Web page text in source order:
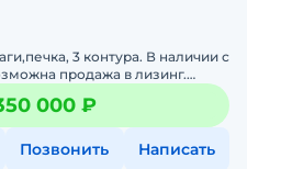
3 контура. В наличии с
продажа в лизинг.
по РФ. вес, кг 10600скор
000 ₽
Позвонить Написать